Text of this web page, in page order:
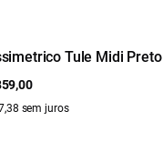
Tule Midi Preto
sem juros